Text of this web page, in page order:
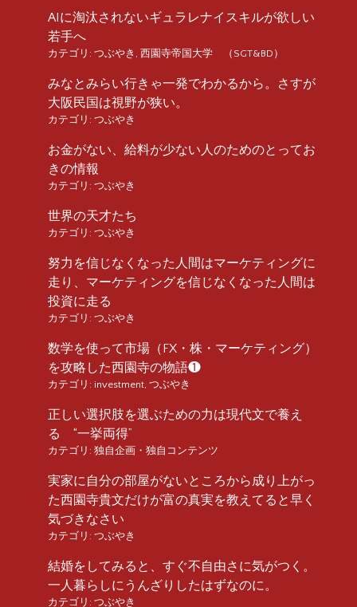
AIに淘汰されないギュラレナイスキルが欲しい
若手へ
カテゴリ: つぶやき , 西園寺帝国大学 （SGT&BD）
みなとみらい行きゃ一発でわかるから。さすが
大阪民国は視野が狭い。
カテゴリ: つぶやき
お金がない、給料が少ない人のためのとってお
きの情報
カテゴリ: つぶやき
世界の天才たち
カテゴリ: つぶやき
努力を信じなくなった人間はマーケティングに
走り、マーケティングを信じなくなった人間は
投資に走る
カテゴリ: つぶやき
数学を使って市場（FX・株・マーケティング）
を攻略した西園寺の物語❶
カテゴリ: investment, つぶやき
正しい選択肢を選ぶための力は現代文で養え
る “一挙両得”
カテゴリ: 独自企画・独自コンテンツ
実家に自分の部屋がないところから成り上がっ
た西園寺貴文だけが富の真実を教えてると早く
気づきなさい
カテゴリ: つぶやき
結婚をしてみると、すぐ不自由さに気がつく。
一人暮らしにうんざりしたはずなのに。
カテゴリ: つぶやき